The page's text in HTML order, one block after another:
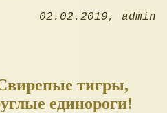
02.02.2019 admin
тигры,
единороги!